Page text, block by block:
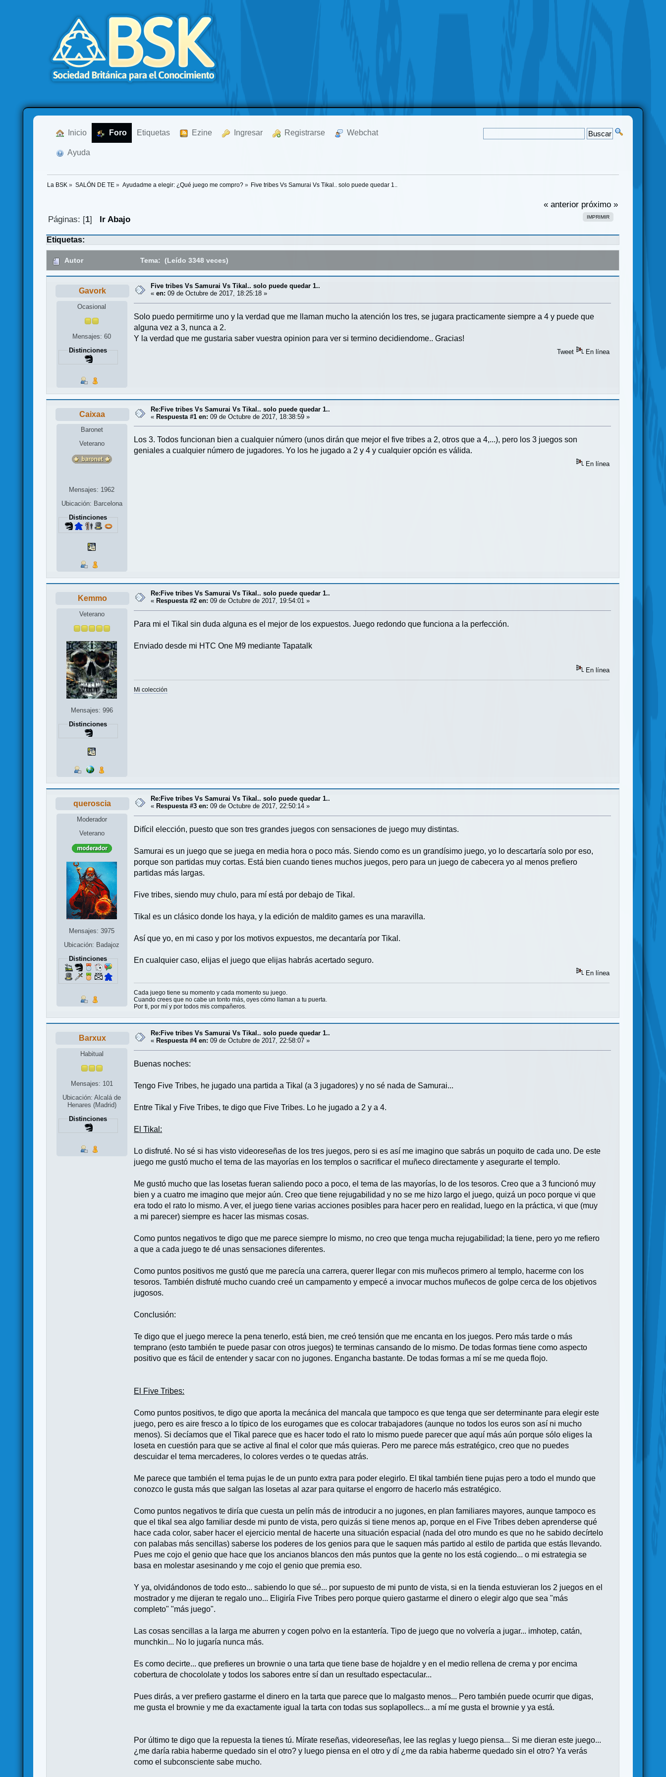
Inicio Foro Etiquetas Ezine Ingresar Registrarse Webchat
Ayuda
La BSK » SALÓN DE TE » Ayudadme a elegir: ¿Qué juego me compro?» Five tribes Vs Samurai Vs Tikal.. solo puede quedar 1..
« anterior próximo »
IMPRIMIR
Páginas: [1] Ir Abajo
Etiquetas:
Autor Tema: (Leído 3348 veces)
Gavork
Ocasional
Mensajes: 60
Distinciones
Five tribes Vs Samurai Vs Tikal.. solo puede quedar 1..
«en: 09 de Octubre de 2017, 18:25:18 »
Solo puedo permitirme uno y la verdad que me llaman mucho la atención los tres, se jugara practicamente siempre a 4 y puede que
alguna vez a 3, nunca a 2.
Y la verdad que me gustaria saber vuestra opinion para ver si termino decidiendome.. Gracias!
Tweet En línea
Caixaa
Baronet
Veterano
Mensajes: 1962
Ubicación: Barcelona
Distinciones
Re:Five tribes Vs Samurai Vs Tikal.. solo puede quedar 1..
«Respuesta #1 en: 09 de Octubre de 2017, 18:38:59 »
Los 3. Todos funcionan bien a cualquier número (unos dirán que mejor el five tribes a 2, otros que a 4,...), pero los 3 juegos son
geniales a cualquier número de jugadores. Yo los he jugado a 2 y 4 y cualquier opción es válida.
En línea
Kemmo
Veterano
Mensajes: 996
Distinciones
Re:Five tribes Vs Samurai Vs Tikal.. solo puede quedar 1..
« Respuesta #2 en: 09 de Octubre de 2017, 19:54:01 »
Para mi el Tikal sin duda alguna es el mejor de los expuestos. Juego redondo que funciona a la perfección.
Enviado desde mi HTC One M9 mediante Tapatalk
En línea
Mi colección
queroscia
Moderador
Veterano
Mensajes: 3975
Ubicación: Badajoz
Distinciones
Re:Five tribes Vs Samurai Vs Tikal.. solo puede quedar 1..
« Respuesta #3 en: 09 de Octubre de 2017, 22:50:14 »
Difícil elección, puesto que son tres grandes juegos con sensaciones de juego muy distintas.
Samurai es un juego que se juega en media hora o poco más. Siendo como es un grandísimo juego, yo lo descartaría solo por eso,
porque son partidas muy cortas. Está bien cuando tienes muchos juegos, pero para un juego de cabecera yo al menos prefiero
partidas más largas.
Five tribes, siendo muy chulo, para mí está por debajo de Tikal.
Tikal es un clásico donde los haya, y la edición de maldito games es una maravilla.
Así que yo, en mi caso y por los motivos expuestos, me decantaría por Tikal.
En cualquier caso, elijas el juego que elijas habrás acertado seguro.
En línea
Cada juego tiene su momento y cada momento su juego.
Cuando crees que no cabe un tonto más, oyes cómo llaman a tu puerta.
Por ti, por mí y por todos mis compañeros.
Barxux
Habitual
Mensajes: 101
Ubicación: Alcalá de
Henares (Madrid)
Distinciones
Re:Five tribes Vs Samurai Vs Tikal.. solo puede quedar 1..
« Respuesta #4 en: 09 de Octubre de 2017, 22:58:07 »
Buenas noches:
Tengo Five Tribes, he jugado una partida a Tikal (a 3 jugadores) y no sé nada de Samurai...
Entre Tikal y Five Tribes, te digo que Five Tribes. Lo he jugado a 2 y a 4.
El Tikal:
Lo disfruté. No sé si has visto videoreseñas de los tres juegos, pero si es así me imagino que sabrás un poquito de cada uno. De este
juego me gustó mucho el tema de las mayorías en los templos o sacrificar el muñeco directamente y asegurarte el templo.
Me gustó mucho que las losetas fueran saliendo poco a poco, el tema de las mayorías, lo de los tesoros. Creo que a 3 funcionó muy
bien y a cuatro me imagino que mejor aún. Creo que tiene rejugabilidad y no se me hizo largo el juego, quizá un poco porque vi que
era todo el rato lo mismo. A ver, el juego tiene varias acciones posibles para hacer pero en realidad, luego en la práctica, vi que (muy
a mi parecer) siempre es hacer las mismas cosas.
Como puntos negativos te digo que me parece siempre lo mismo, no creo que tenga mucha rejugabilidad; la tiene, pero yo me refiero
a que a cada juego te dé unas sensaciones diferentes.
Como puntos positivos me gustó que me parecía una carrera, querer llegar con mis muñecos primero al templo, hacerme con los
tesoros. También disfruté mucho cuando creé un campamento y empecé a invocar muchos muñecos de golpe cerca de los objetivos
jugosos.
Conclusión:
Te digo que el juego merece la pena tenerlo, está bien, me creó tensión que me encanta en los juegos. Pero más tarde o más
temprano (esto también te puede pasar con otros juegos) te terminas cansando de lo mismo. De todas formas tiene como aspecto
positivo que es fácil de entender y sacar con no jugones. Engancha bastante. De todas formas a mí se me queda flojo.
El Five Tribes:
Como puntos positivos, te digo que aporta la mecánica del mancala que tampoco es que tenga que ser determinante para elegir este
juego, pero es aire fresco a lo típico de los eurogames que es colocar trabajadores (aunque no todos los euros son así ni mucho
menos). Si decíamos que el Tikal parece que es hacer todo el rato lo mismo puede parecer que aquí más aún porque sólo eliges la
loseta en cuestión para que se active al final el color que más quieras. Pero me parece más estratégico, creo que no puedes
descuidar el tema mercaderes, lo colores verdes o te quedas atrás.
Me parece que también el tema pujas le de un punto extra para poder elegirlo. El tikal también tiene pujas pero a todo el mundo que
conozco le gusta más que salgan las losetas al azar para quitarse el engorro de hacerlo más estratégico.
Como puntos negativos te diría que cuesta un pelín más de introducir a no jugones, en plan familiares mayores, aunque tampoco es
que el tikal sea algo familiar desde mi punto de vista, pero quizás si tiene menos ap, porque en el Five Tribes deben aprenderse qué
hace cada color, saber hacer el ejercicio mental de hacerte una situación espacial (nada del otro mundo es que no he sabido decírtelo
con palabas más sencillas) saberse los poderes de los genios para que le saquen más partido al estilo de partida que estás llevando.
Pues me cojo el genio que hace que los ancianos blancos den más puntos que la gente no los está cogiendo... o mi estrategia se
basa en molestar asesinando y me cojo el genio que premia eso.
Y ya, olvidándonos de todo esto... sabiendo lo que sé... por supuesto de mi punto de vista, si en la tienda estuvieran los 2 juegos en el
mostrador y me dijeran te regalo uno... Eligiría Five Tribes pero porque quiero gastarme el dinero o elegir algo que sea "más
completo" "más juego".
Las cosas sencillas a la larga me aburren y cogen polvo en la estantería. Tipo de juego que no volvería a jugar... imhotep, catán,
munchkin... No lo jugaría nunca más.
Es como decirte... que prefieres un brownie o una tarta que tiene base de hojaldre y en el medio rellena de crema y por encima
cobertura de chocololate y todos los sabores entre sí dan un resultado espectacular...
Pues dirás, a ver prefiero gastarme el dinero en la tarta que parece que lo malgasto menos... Pero también puede ocurrir que digas,
me gusta el brownie y me da exactamente igual la tarta con todas sus soplapollecs... a mí me gusta el brownie y ya está.
Por último te digo que la repuesta la tienes tú. Mírate reseñas, videoreseñas, lee las reglas y luego piensa... Si me dieran este juego...
¿me daría rabia haberme quedado sin el otro? y luego piensa en el otro y dí ¿me da rabia haberme quedado sin el otro? Ya verás
como el subconsciente sabe mucho.